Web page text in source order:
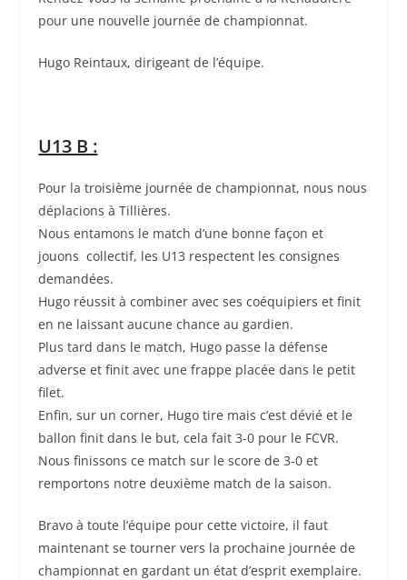
pour une nouvelle journée de championnat.
Hugo Reintaux, dirigeant de l’équipe.
U13 B :
Pour la troisième journée de championnat, nous nous
déplacions à Tillières.
Nous entamons le match d’une bonne façon et
jouons collectif, les U13 respectent les consignes
demandées.
Hugo réussit à combiner avec ses coéquipiers et finit
en ne laissant aucune chance au gardien.
Plus tard dans le match, Hugo passe la défense
adverse et finit avec une frappe placée dans le petit
filet.
Enfin, sur un corner, Hugo tire mais c’est dévié et le
ballon finit dans le but, cela fait 3-0 pour le FCVR.
Nous finissons ce match sur le score de 3-0 et
remportons notre deuxième match de la saison.
Bravo à toute l’équipe pour cette victoire, il faut
maintenant se tourner vers la prochaine journée de
championnat en gardant un état d’esprit exemplaire.